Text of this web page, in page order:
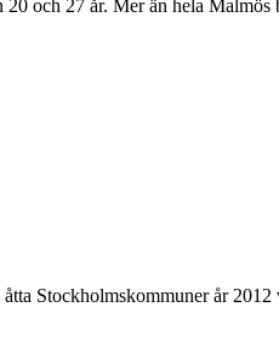
20 och 27 år. Mer än hela
Stockholmskommuner år 2012